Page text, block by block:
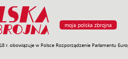
moja polska zbrojna
r. obowiązuje w Polsce Rozporządzenie Parlamentu
Sprzęt Misje Polityka